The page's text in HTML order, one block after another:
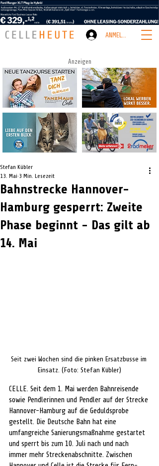
ANMELDEN
Anzeigen
Bahnstrecke Hannover-
Hamburg gesperrt: Zweite
Phase beginnt - Das gilt ab
14. Mai
Stefan Kübler
13. Mai 3 Min. Lesezeit
Seit zwei Wochen sind die pinken Ersatzbusse im
Einsatz. (Foto: Stefan Kübler)
CELLE. Seit dem 1. Mai werden Bahnreisende
sowie Pendlerinnen und Pendler auf der Strecke
Hannover­-Hamburg auf die Geduldsprobe
gestellt. Die Deutsche Bahn hat eine
umfangreiche Sanierungsmaßnahme gestartet
und sperrt bis zum 10. Juli nach und nach
immer mehr Streckenabschnitte. Zwischen